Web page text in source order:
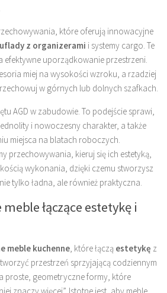
które oferują innowacyjne
z organizerami i systemy cargo. Te
efektywne uporządkowanie przestrzeni.
miej na wysokości wzroku, a rzadziej
w górnych lub dolnych szafkach.
AGD w zabudowie. To podejście sprawi,
i nowoczesny charakter, a także
miejsca na blatach roboczych.
przechowywania, kieruj się ich estetyką,
wykonania, dzięki czemu stworzysz
tylko ładna, ale również praktyczna.
łączące estetykę i
meble kuchenne , które łączą estetykę z
przestrzeń sprzyjającą codziennym
proste, geometryczne formy, które
znaczy więcej”. Istotne jest, aby meble